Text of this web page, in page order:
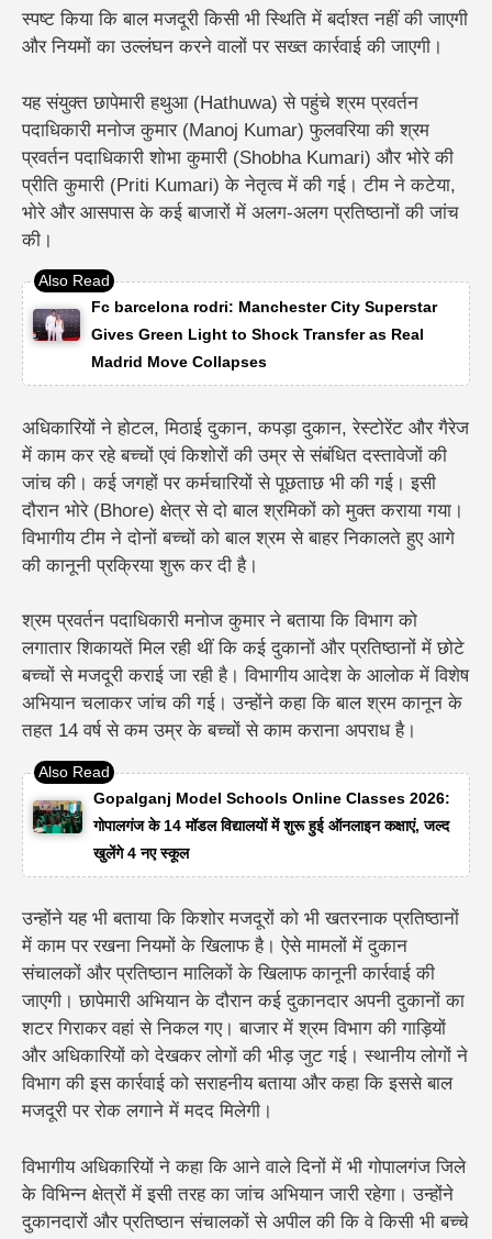
स्पष्ट किया कि बाल मजदूरी किसी भी स्थिति में बर्दाश्त नहीं की जाएगी
और नियमों का उल्लंघन करने वालों पर सख्त कार्रवाई की जाएगी।
यह संयुक्त छापेमारी हथुआ (Hathuwa) से पहुंचे श्रम प्रवर्तन
पदाधिकारी मनोज कुमार (Manoj Kumar) फुलवरिया की श्रम
प्रवर्तन पदाधिकारी शोभा कुमारी (Shobha Kumari) और भोरे की
प्रीति कुमारी (Priti Kumari) के नेतृत्व में की गई। टीम ने कटेया,
भोरे और आसपास के कई बाजारों में अलग-अलग प्रतिष्ठानों की जांच
की।
Fc barcelona rodri: Manchester City Superstar
Gives Green Light to Shock Transfer as Real
Madrid Move Collapses
अधिकारियों ने होटल, मिठाई दुकान, कपड़ा दुकान, रेस्टोरेंट और गैरेज
में काम कर रहे बच्चों एवं किशोरों की उम्र से संबंधित दस्तावेजों की
जांच की। कई जगहों पर कर्मचारियों से पूछताछ भी की गई। इसी
दौरान भोरे (Bhore) क्षेत्र से दो बाल श्रमिकों को मुक्त कराया गया।
विभागीय टीम ने दोनों बच्चों को बाल श्रम से बाहर निकालते हुए आगे
की कानूनी प्रक्रिया शुरू कर दी है।
श्रम प्रवर्तन पदाधिकारी मनोज कुमार ने बताया कि विभाग को
लगातार शिकायतें मिल रही थीं कि कई दुकानों और प्रतिष्ठानों में छोटे
बच्चों से मजदूरी कराई जा रही है। विभागीय आदेश के आलोक में विशेष
अभियान चलाकर जांच की गई। उन्होंने कहा कि बाल श्रम कानून के
तहत 14 वर्ष से कम उम्र के बच्चों से काम कराना अपराध है।
Gopalganj Model Schools Online Classes 2026:
गोपालगंज के 14 मॉडल विद्यालयों में शुरू हुई ऑनलाइन कक्षाएं, जल्द
खुलेंगे 4 नए स्कूल
उन्होंने यह भी बताया कि किशोर मजदूरों को भी खतरनाक प्रतिष्ठानों
में काम पर रखना नियमों के खिलाफ है। ऐसे मामलों में दुकान
संचालकों और प्रतिष्ठान मालिकों के खिलाफ कानूनी कार्रवाई की
जाएगी।छापेमारी अभियान के दौरान कई दुकानदार अपनी दुकानों का
शटर गिराकर वहां से निकल गए। बाजार में श्रम विभाग की गाड़ियों
और अधिकारियों को देखकर लोगों की भीड़ जुट गई। स्थानीय लोगों ने
विभाग की इस कार्रवाई को सराहनीय बताया और कहा कि इससे बाल
मजदूरी पर रोक लगाने में मदद मिलेगी।
विभागीय अधिकारियों ने कहा कि आने वाले दिनों में भी गोपालगंज जिले
के विभिन्न क्षेत्रों में इसी तरह का जांच अभियान जारी रहेगा। उन्होंने
दुकानदारों और प्रतिष्ठान संचालकों से अपील की कि वे किसी भी बच्चे